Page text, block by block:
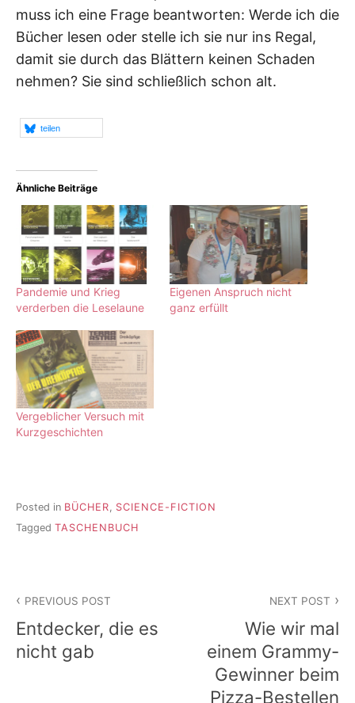
muss ich eine Frage beantworten: Werde ich die
Bücher lesen oder stelle ich sie nur ins Regal,
damit sie durch das Blättern keinen Schaden
nehmen? Sie sind schließlich schon alt.
teilen
Ähnliche Beiträge
Pandemie und Krieg
verderben die Leselaune
Eigenen Anspruch nicht
ganz erfüllt
Vergeblicher Versuch mit
Kurzgeschichten
Posted in BÜCHER
SCIENCE-FICTION
Tagged TASCHENBUCH
PREVIOUS POST
Entdecker, die es
nicht gab
NEXT POST
Wie wir mal
einem Grammy-
Gewinner beim
Pizza-Bestellen